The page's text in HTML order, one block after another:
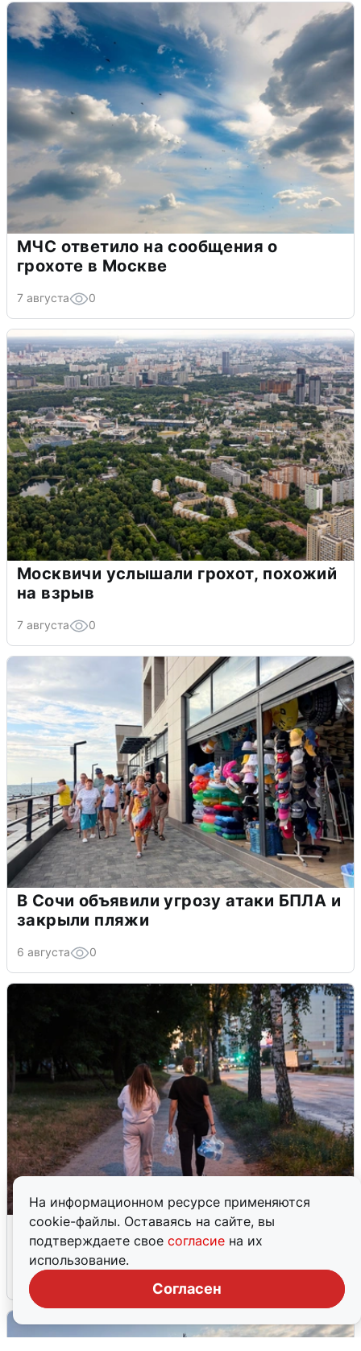
На информационном ресурсе применяются
cookie-файлы. Оставаясь на сайте, вы
подтверждаете свое согласие на их
использование.
Согласен
МЧС ответило на сообщения о
грохоте в Москве
7 августа 0
Москвичи услышали грохот, похожий
на взрыв
7 августа 0
В Сочи объявили угрозу атаки БПЛА и
закрыли пляжи
6 августа 0
Опубликована карта отключений
воды в Воронеже
6 августа